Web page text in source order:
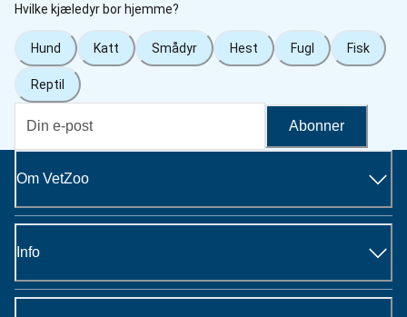
Hvilke kjæledyr bor hjemme?
Hund Katt Smådyr Hest Fugl Fisk
Reptil
Abonner
Om VetZoo
Info